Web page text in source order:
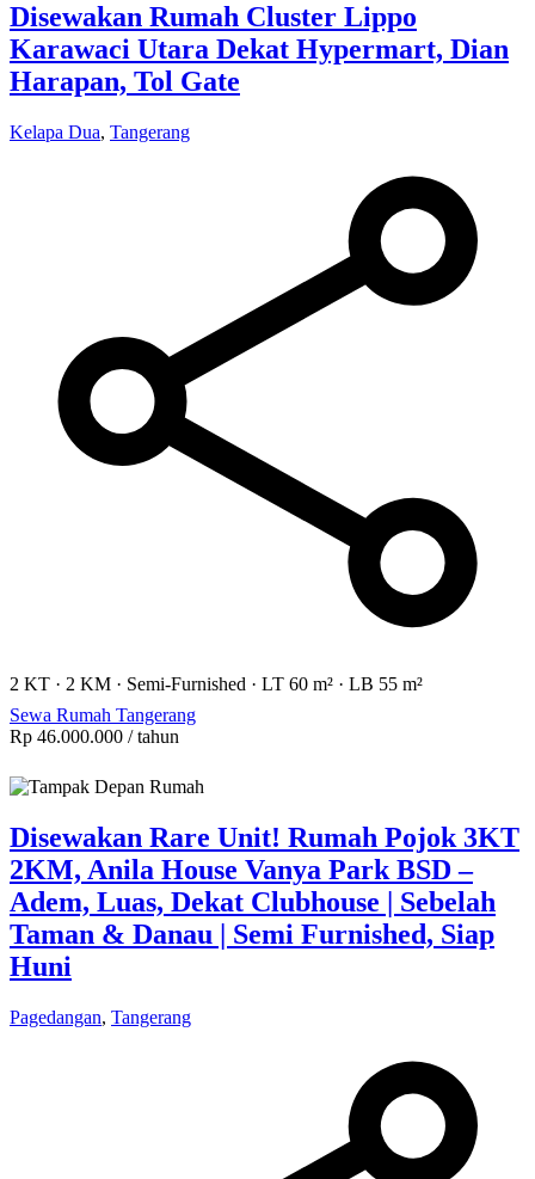
Disewakan Rumah Cluster Lippo
Karawaci Utara Dekat Hypermart, Dian
Harapan, Tol Gate
Kelapa Dua, Tangerang
2 KT · 2 KM · Semi-Furnished · LT 60 m² · LB 55 m²
Sewa Rumah Tangerang
Rp 46.000.000 / tahun
Disewakan Rare Unit! Rumah Pojok 3KT
2KM, Anila House Vanya Park BSD –
Adem, Luas, Dekat Clubhouse | Sebelah
Taman & Danau | Semi Furnished, Siap
Huni
Pagedangan, Tangerang